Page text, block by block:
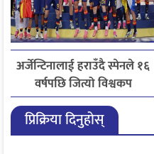
अर्जेन्टिनालाई हराउँदै स्पेनले १६
वर्षपछि जित्यो विश्वकप
फुटबलको उपाधि
प्रिक्रिया दिनुहोस्